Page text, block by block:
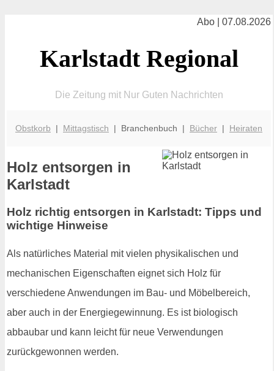
Abo | 07.08.2026
Karlstadt Regional
Die Zeitung mit Nur Guten Nachrichten
Obstkorb | Mittagstisch | Branchenbuch | Bücher | Heiraten
Holz entsorgen in
Karlstadt
Holz richtig entsorgen in Karlstadt: Tipps und
wichtige Hinweise
Als natürliches Material mit vielen physikalischen und
mechanischen Eigenschaften eignet sich Holz für
verschiedene Anwendungen im Bau- und Möbelbereich,
aber auch in der Energiegewinnung. Es ist biologisch
abbaubar und kann leicht für neue Verwendungen
zurückgewonnen werden.